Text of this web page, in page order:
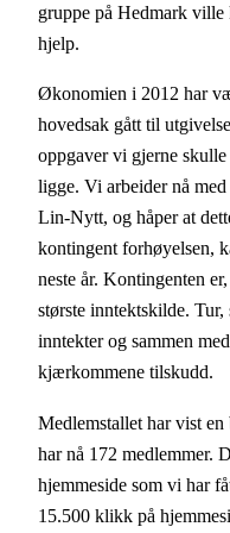
gruppe på Hedmark
hjelp.
Økonomien i 2012 har
hovedsak gått til
oppgaver vi gjerne skulle
ligge. Vi arbeider nå
Lin-Nytt, og håper at
kontingent forhøyelsen,
neste år. Kontingenten
største inntektskilde.
inntekter og sammen
kjærkommene tilskudd.
Medlemstallet har vist
har nå 172 medlemmer.
hjemmeside som vi har
15.500 klikk på